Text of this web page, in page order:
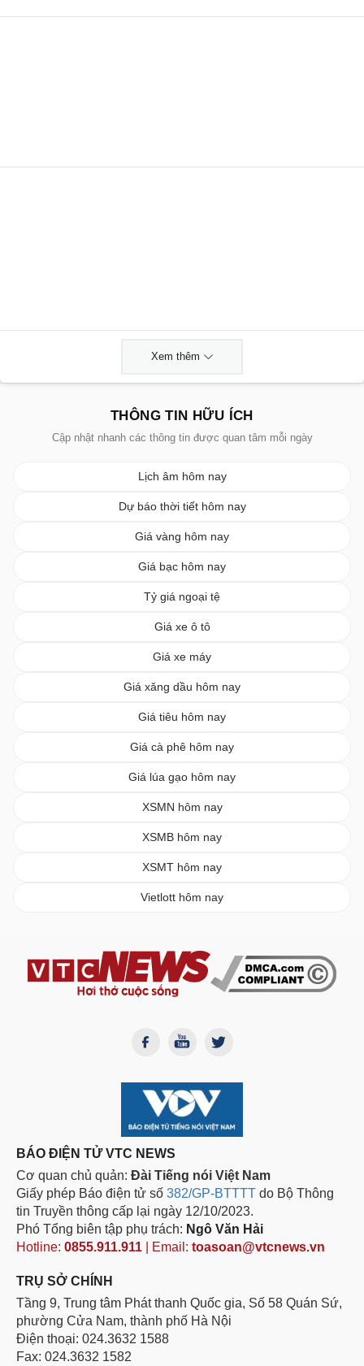
Xem thêm
THÔNG TIN HỮU ÍCH
Cập nhật nhanh các thông tin được quan tâm mỗi ngày
Lịch âm hôm nay
Dự báo thời tiết hôm nay
Giá vàng hôm nay
Giá bạc hôm nay
Tỷ giá ngoại tệ
Giá xe ô tô
Giá xe máy
Giá xăng dầu hôm nay
Giá tiêu hôm nay
Giá cà phê hôm nay
Giá lúa gạo hôm nay
XSMN hôm nay
XSMB hôm nay
XSMT hôm nay
Vietlott hôm nay
BÁO ĐIỆN TỬ VTC NEWS
Cơ quan chủ quản: Đài Tiếng nói Việt Nam
Giấy phép Báo điện tử số 382/GP-BTTTT do Bộ Thông
tin Truyền thông cấp lại ngày 12/10/2023.
Phó Tổng biên tập phụ trách: Ngô Văn Hải
Hotline: 0855.911.911 | Email: toasoan@vtcnews.vn
TRỤ SỞ CHÍNH
Tầng 9, Trung tâm Phát thanh Quốc gia, Số 58 Quán Sứ,
phường Cửa Nam, thành phố Hà Nội
Điện thoại: 024.3632 1588
Fax: 024.3632 1582